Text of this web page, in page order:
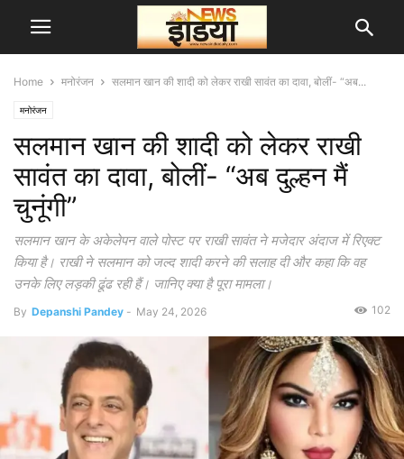
Home मनोरंजन सलमान खान की शादी को लेकर राखी सावंत का दावा, बोलीं- “अब...
मनोरंजन
सलमान खान की शादी को लेकर राखी
सावंत का दावा, बोलीं- “अब दुल्हन मैं
चुनूंगी”
सलमान खान के अकेलेपन वाले पोस्ट पर राखी सावंत ने मजेदार अंदाज में रिएक्ट
किया है। राखी ने सलमान को जल्द शादी करने की सलाह दी और कहा कि वह
उनके लिए लड़की ढूंढ रही हैं। जानिए क्या है पूरा मामला।
By Depanshi Pandey - May 24, 2026 102